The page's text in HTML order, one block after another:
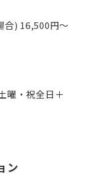
合) 16,500円～
曜・祝全日＋
ン